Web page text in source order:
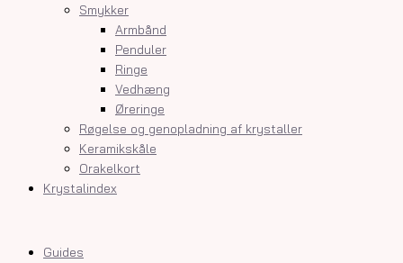
Smykker
Armbånd
Penduler
Ringe
Vedhæng
Øreringe
Røgelse og genopladning af krystaller
Keramikskåle
Orakelkort
Krystalindex
Guides